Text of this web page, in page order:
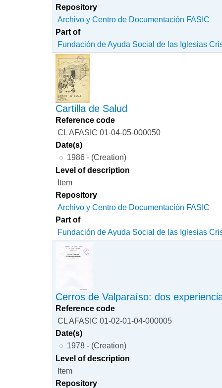
Repository
Archivo y Centro de Documentación FASIC
Part of
Fundación de Ayuda Social de las Iglesias
Cartilla de Salud
Reference code
CL AFASIC 01-04-05-000050
Date(s)
1986 - (Creation)
Level of description
Item
Repository
Archivo y Centro de Documentación FASIC
Part of
Fundación de Ayuda Social de las Iglesias
Cerros de Valparaíso: dos
Reference code
CL AFASIC 01-02-01-04-000005
Date(s)
1978 - (Creation)
Level of description
Item
Repository